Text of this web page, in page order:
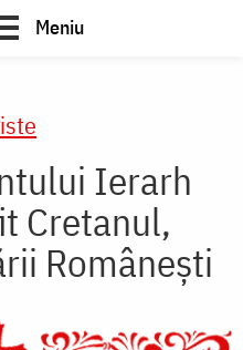
Meniu
Ierarh
Cretanul,
Românești